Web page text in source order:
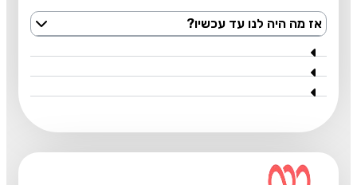
אז מה היה לנו עד עכשיו?